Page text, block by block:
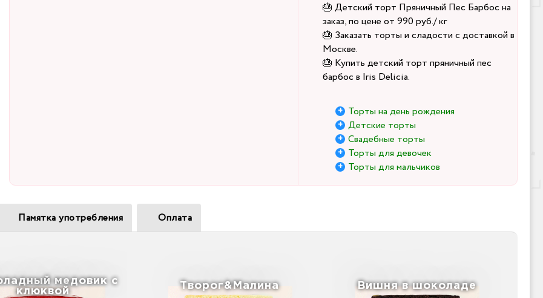
🎂 Детский торт Пряничный Пес Барбос на
заказ, по цене от 990 руб./ кг
🎂 Заказать торты и сладости с доставкой в
Москве.
🎂 Купить детский торт пряничный пес
барбос в Iris Delicia.
Торты на день рождения
Детские торты
Свадебные торты
Торты для девочек
Торты для мальчиков
Памятка употребления Оплата
медовик с
клюквой
Творог&Малина Вишня в шоколаде